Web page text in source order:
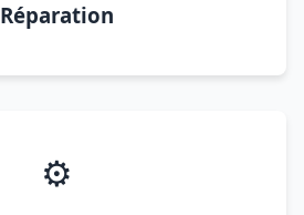
Réparation
⚙️